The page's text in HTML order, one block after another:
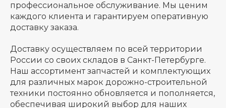
профессиональное обслуживание. Мы ценим
каждого клиента и гарантируем оперативную
доставку заказа.
Доставку осуществляем по всей территории
России со своих складов в Санкт-Петербурге.
Наш ассортимент запчастей и комплектующих
для различных марок дорожно-строительной
техники постоянно обновляется и пополняется,
обеспечивая широкий выбор для наших